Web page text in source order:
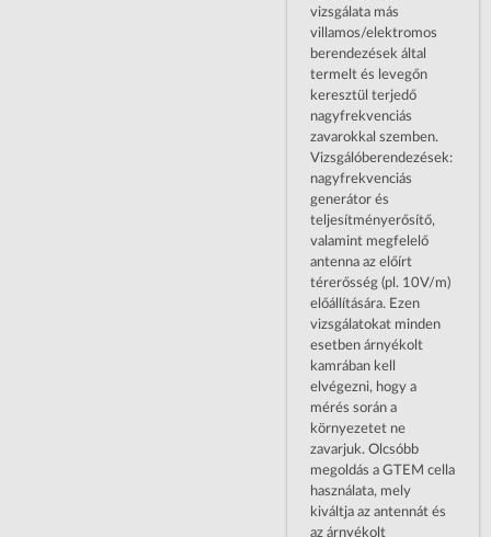
vizsgálata más
villamos/elektromos
berendezések által
termelt és levegőn
keresztül terjedő
nagyfrekvenciás
zavarokkal szemben.
Vizsgálóberendezések:
nagyfrekvenciás
generátor és
teljesítményerősítő,
valamint megfelelő
antenna az előírt
térerősség (pl. 10V/m)
előállítására. Ezen
vizsgálatokat minden
esetben árnyékolt
kamrában kell
elvégezni, hogy a
mérés során a
környezetet ne
zavarjuk. Olcsóbb
megoldás a GTEM cella
használata, mely
kiváltja az antennát és
az árnyékolt